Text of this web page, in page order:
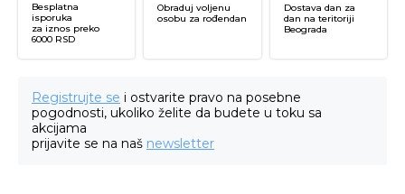
Besplatna
isporuka
za iznos preko
6000 RSD
Obraduj voljenu
osobu za rođendan
Dostava dan za
dan na teritoriji
Beograda
Registrujte se i ostvarite pravo na posebne
pogodnosti, ukoliko želite da budete u toku sa
akcijama
prijavite se na naš newsletter